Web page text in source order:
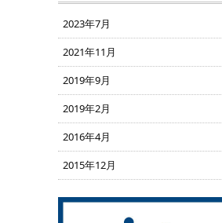
2023年7月
2021年11月
2019年9月
2019年2月
2016年4月
2015年12月